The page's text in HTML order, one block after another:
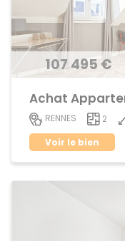
107 495 €
RENNES 2
Voir le bien